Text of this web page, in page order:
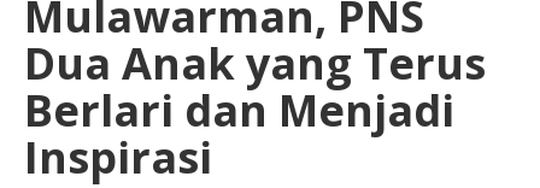
Mulawarman, PNS
Dua Anak yang Terus
Berlari dan Menjadi
Inspirasi